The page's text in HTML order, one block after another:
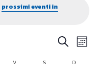
prossimi eventi in
Eventi
CercaMese
V S D